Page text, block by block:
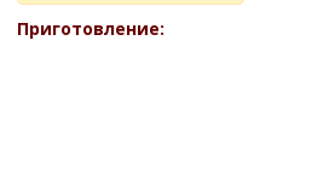
Приготовление: